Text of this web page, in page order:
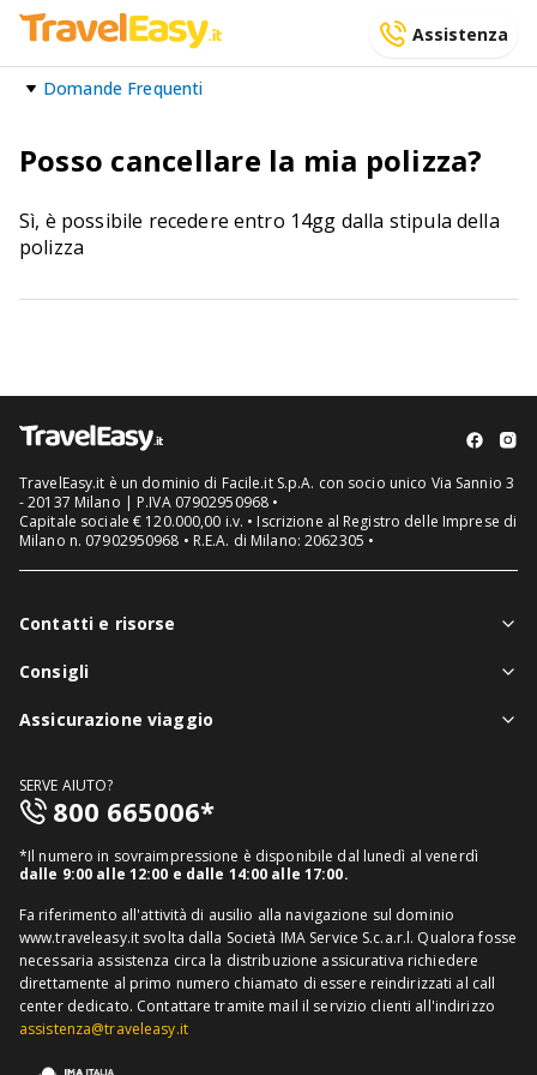
Assistenza
Domande Frequenti
Posso cancellare la mia polizza?
Sì, è possibile recedere entro 14gg dalla stipula della
polizza
TravelEasy.it è un dominio di Facile.it S.p.A. con socio unico Via Sannio 3
- 20137 Milano | P.IVA 07902950968 •
Capitale sociale € 120.000,00 i.v. • Iscrizione al Registro delle Imprese di
Milano n. 07902950968 • R.E.A. di Milano: 2062305 •
Contatti e risorse
Chi siamo
FAQ
Mappa del sito
Informativa distributore
Consigli
Notizie viaggi
Assicurazione viaggio
Assicurazione viaggio annuale
Assicurazione medico sanitaria
Assicurazione viaggio USA
Assicurazione viaggio Thailandia
Assicurazione viaggio Cuba
SERVE AIUTO?
800 665006*
*Il numero in sovraimpressione è disponibile dal lunedì al venerdì
dalle 9:00 alle 12:00 e dalle 14:00 alle 17:00.
Fa riferimento all'attività di ausilio alla navigazione sul dominio
www.traveleasy.it svolta dalla Società IMA Service S.c.a.r.l. Qualora fosse
necessaria assistenza circa la distribuzione assicurativa richiedere
direttamente al primo numero chiamato di essere reindirizzati al call
center dedicato. Contattare tramite mail il servizio clienti all'indirizzo
assistenza@traveleasy.it